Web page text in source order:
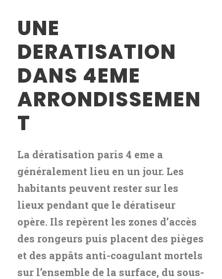
UNE
DERATISATION
DANS 4EME
ARRONDISSEMEN
T
La dératisation paris 4 eme a
généralement lieu en un jour. Les
habitants peuvent rester sur les
lieux pendant que le dératiseur
opère. Ils repèrent les zones d’accès
des rongeurs puis placent des pièges
et des appâts anti-coagulant mortels
sur l’ensemble de la surface, du sous-